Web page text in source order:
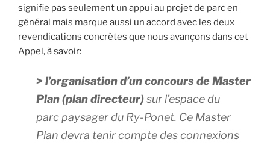
signifie pas seulement un appui au projet de parc en
général mais marque aussi un accord avec les deux
revendications concrètes que nous avançons dans cet
Appel, à savoir:
> l’organisation d’un concours de Master
Plan (plan directeur)sur l’espace du
parc paysager du Ry-Ponet. Ce Master
Plan devra tenir compte des connexions